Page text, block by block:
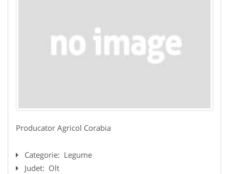
Producator Agricol Corabia
Categorie: Legume
Judet: Olt